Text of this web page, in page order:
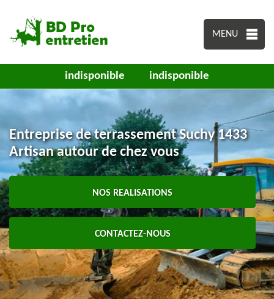
MENU
indisponible indisponible
Entreprise de terrassement Suchy 1433
Artisan autour de chez vous
NOS REALISATIONS
CONTACTEZ-NOUS